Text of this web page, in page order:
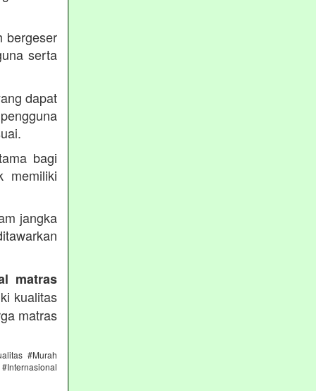
bergeser
serta
dapat
bagi
memiliki
jangka
matras
kualitas
matras
#Murah